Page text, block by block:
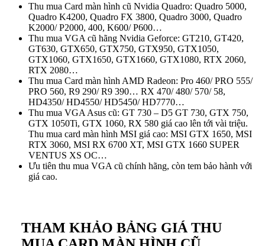
Thu mua Card màn hình cũ Nvidia Quadro: Quadro 5000,
Quadro K4200, Quadro FX 3800, Quadro 3000, Quadro
K2000/ P2000, 400, K600/ P600…
Thu mua VGA cũ hãng Nvidia Geforce: GT210, GT420,
GT630, GTX650, GTX750, GTX950, GTX1050,
GTX1060, GTX1650, GTX1660, GTX1080, RTX 2060,
RTX 2080…
Thu mua Card màn hình AMD Radeon: Pro 460/ PRO 555/
PRO 560, R9 290/ R9 390… RX 470/ 480/ 570/ 58,
HD4350/ HD4550/ HD5450/ HD7770…
Thu mua VGA Asus cũ: GT 730 – D5 GT 730, GTX 750,
GTX 1050Ti, GTX 1060, RX 580 giá cao lên tới vài triệu.
Thu mua card màn hình MSI giá cao: MSI GTX 1650, MSI
RTX 3060, MSI RX 6700 XT, MSI GTX 1660 SUPER
VENTUS XS OC…
Ưu tiên thu mua VGA cũ chính hãng, còn tem bảo hành với
giá cao.
THAM KHẢO BẢNG GIÁ THU